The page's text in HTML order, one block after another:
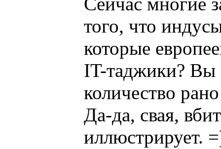
того, что
которые
IT-таджики? Вы
количество
Да-да, свая,
иллюстрирует.